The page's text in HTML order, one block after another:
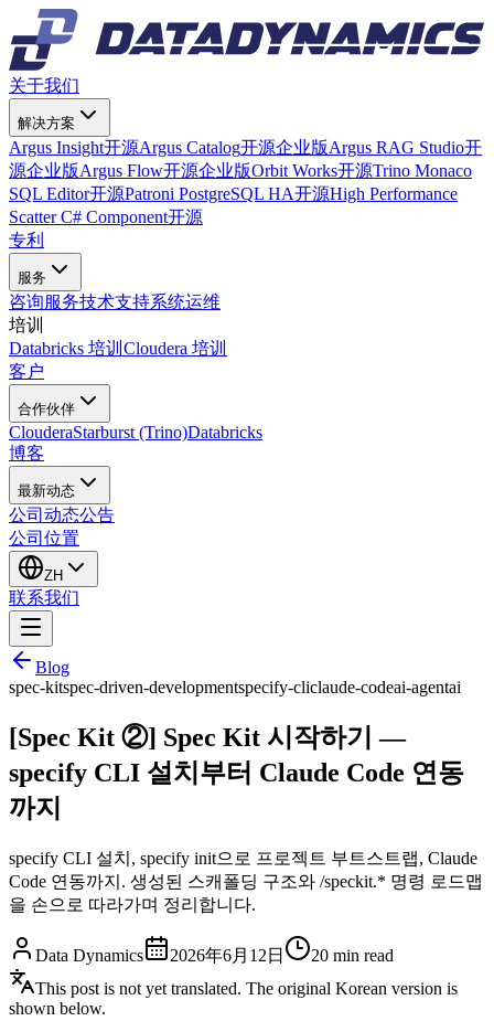
关于我们
解决方案
Argus Insight开源Argus Catalog开源企业版Argus RAG Studio开
源企业版Argus Flow开源企业版Orbit Works开源Trino Monaco
SQL Editor开源Patroni PostgreSQL HA开源High Performance
Scatter C# Component开源
专利
服务
咨询服务技术支持系统运维
培训
Databricks 培训 Cloudera 培训
客户
合作伙伴
ClouderaStarburst (Trino)Databricks
博客
最新动态
公司动态公告
公司位置
ZH
联系我们
Blog
spec-kitspec-driven-developmentspecify-cliclaude-codeai-agentai
[Spec Kit ②] Spec Kit 시작하기 —
specify CLI 설치부터 Claude Code 연동
까지
specify CLI 설치, specify init으로 프로젝트 부트스트랩, Claude
Code 연동까지. 생성된 스캐폴딩 구조와 /speckit.* 명령 로드맵
을 손으로 따라가며 정리합니다.
Data Dynamics 2026年6月12日 20 min read
This post is not yet translated. The original Korean version is
shown below.